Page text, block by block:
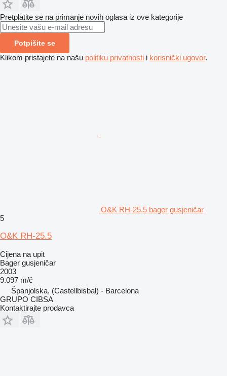
Pretplatite se na primanje novih oglasa iz ove kategorije
Potpišite se
Klikom pristajete na našu politiku privatnosti i korisnički ugovor.
O&K RH-25.5 bager gusjeničar
5
O&K RH-25.5
Cijena na upit
Bager gusjeničar
2003
9.097 m/č
Španjolska, (Castellbisbal) - Barcelona
GRUPO CIBSA
Kontaktirajte prodavca